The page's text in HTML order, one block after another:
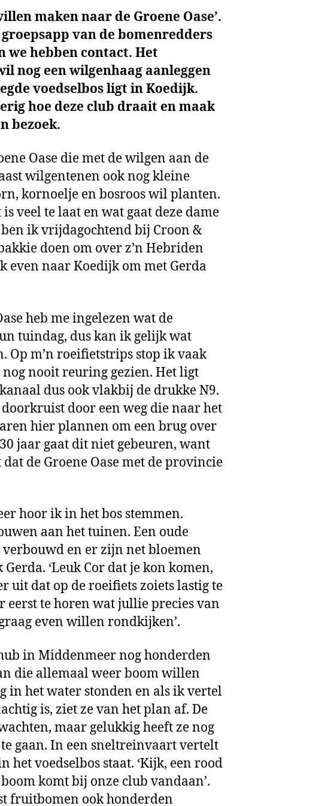
maken naar de Groene Oase’.
van de bomenredders
we hebben contact. Het
nog een wilgenhaag aanleggen
voedselbos ligt in Koedijk.
hoe deze club draait en maak
bezoek.
Oase die met de wilgen aan de
wilgentenen ook nog kleine
kornoelje en bosroos wil planten.
veel te laat en wat gaat deze dame
ik vrijdagochtend bij Croon &
doen om over z’n Hebriden
even naar Koedijk om met Gerda
heb me ingelezen wat de
tuindag, dus kan ik gelijk wat
m’n roeifietstrips stop ik vaak
nooit reuring gezien. Het ligt
dus ook vlakbij de drukke N9.
door een weg die naar het
hier plannen om een brug over
jaar gaat dit niet gebeuren, want
de Groene Oase met de provincie
hoor ik in het bos stemmen.
aan het tuinen. Een oude
en er zijn net bloemen
‘Leuk Cor dat je kon komen,
uit dat op de roeifiets zoiets lastig te
eerst te horen wat jullie precies van
even willen rondkijken’.
in Middenmeer nog honderden
die allemaal weer boom willen
in het water stonden en als ik vertel
is, ziet ze van het plan af. De
maar gelukkig heeft ze nog
gaan. In een sneltreinvaart vertelt
het voedselbos staat. ‘Kijk, een rood
komt bij onze club vandaan’.
fruitbomen ook honderden